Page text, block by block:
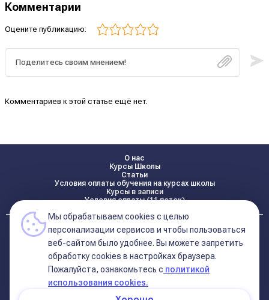
Комментарии
Оцените публикацию:
Комментариев к этой статье ещё нет.
О нас
Курсы Школы
Статьи
Условия оплаты обучения на курсах школы
Курсы в записи
Условия оплаты (11 поток)
Реквизиты
Контакты
Политика конфиденциальности
Договор оферта (соглашение)
+7 495 681 02 96
Мы обрабатываем cookies с целью
персонализации сервисов и чтобы пользоваться
веб-сайтом было удобнее. Вы можете запретить
обработку сookies в настройках браузера.
Пожалуйста, ознакомьтесь с политикой
использования cookies.